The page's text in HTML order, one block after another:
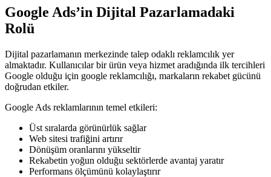
Google Ads’in Dijital Pazarlamadaki
Rolü
Dijital pazarlamanın merkezinde talep odaklı reklamcılık yer
almaktadır. Kullanıcılar bir ürün veya hizmet aradığında ilk tercihleri
Google olduğu için google reklamcılığı, markaların rekabet gücünü
doğrudan etkiler.
Google Ads reklamlarının temel etkileri:
Üst sıralarda görünürlük sağlar
Web sitesi trafiğini artırır
Dönüşüm oranlarını yükseltir
Rekabetin yoğun olduğu sektörlerde avantaj yaratır
Performans ölçümünü kolaylaştırır